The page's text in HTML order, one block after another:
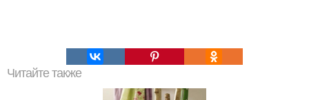
Читайте также